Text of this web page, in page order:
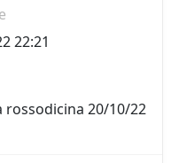
22:21
rossodicina 20/10/22